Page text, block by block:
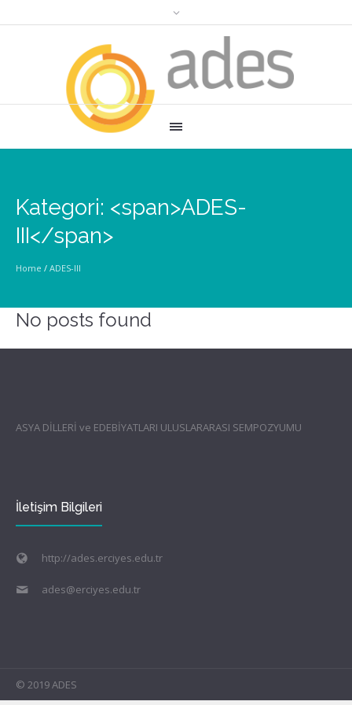
Kategori: <span>ADES-
III</span>
Home / ADES-III
No posts found
ASYA DİLLERİ ve EDEBİYATLARI ULUSLARARASI SEMPOZYUMU
İletişim Bilgileri
http://ades.erciyes.edu.tr
ades@erciyes.edu.tr
© 2019 ADES